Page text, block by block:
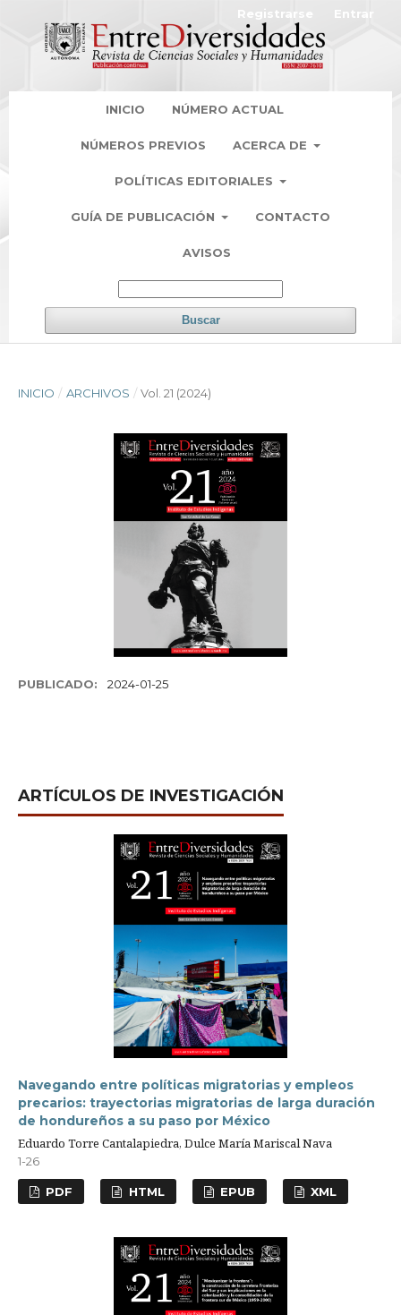
INICIO NÚMERO ACTUAL
NÚMEROS PREVIOS ACERCA DE
POLÍTICAS EDITORIALES
GUÍA DE PUBLICACIÓN CONTACTO
AVISOS
Buscar
Registrarse Entrar
INICIO / ARCHIVOS / Vol. 21 (2024)
PUBLICADO: 2024-01-25
ARTÍCULOS DE INVESTIGACIÓN
Navegando entre políticas migratorias y empleos
precarios: trayectorias migratorias de larga duración
de hondureños a su paso por México
Eduardo Torre Cantalapiedra, Dulce María Mariscal Nava
1-26
PDF HTML EPUB XML